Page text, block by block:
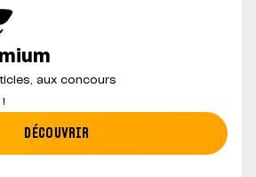
aux concours
DÉCOUVRIR